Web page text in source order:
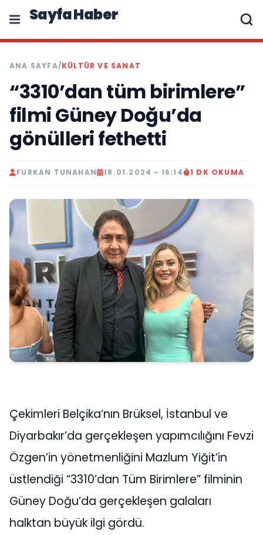
Sayfa Haber
ANA SAYFA/KÜLTÜR VE SANAT
“3310’dan tüm birimlere”
filmi Güney Doğu’da
gönülleri fethetti
FURKAN TUNAHAN 18.01.2024 - 16:14 1 DK OKUMA
Çekimleri Belçika’nın Brüksel, İstanbul ve
Diyarbakır’da gerçekleşen yapımcılığını Fevzi
Özgen’in yönetmenliğini Mazlum Yiğit’in
üstlendiği “3310’dan Tüm Birimlere” filminin
Güney Doğu’da gerçekleşen galaları
halktan büyük ilgi gördü.